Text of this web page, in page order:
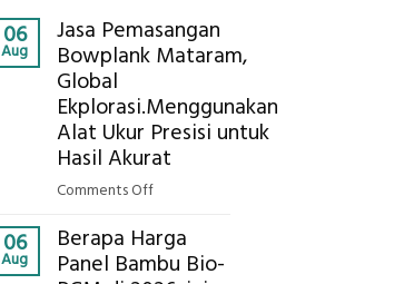
06
Aug
Jasa Pemasangan
Bowplank Mataram,
Global
Ekplorasi.Menggunakan
Alat Ukur Presisi untuk
Hasil Akurat
Comments Offon
Pemasangan
Bowplank
06
Aug
Berapa Harga
Panel Bambu Bio-